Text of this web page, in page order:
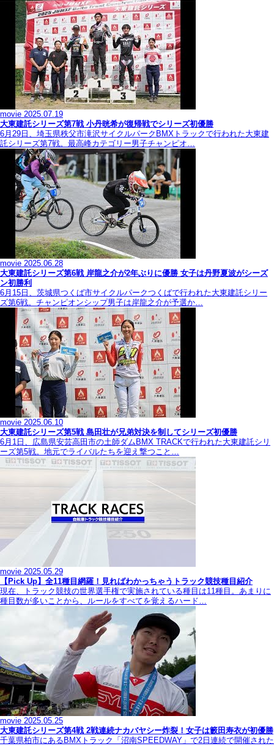
movie 2025.07.19
大東建託シリーズ第7戦 ⼩丹晄希が復帰戦でシリーズ初優勝
6月29日、埼玉県秩父市滝沢サイクルパークBMXトラックで行われた大東建
託シリーズ第7戦。最高峰カテゴリー男子チャンピオ…
movie 2025.06.28
大東建託シリーズ第6戦 岸龍之介が2年ぶりに優勝 女子は丹野夏波がシーズ
ン初勝利
6月15日、茨城県つくば市サイクルパークつくばで行われた大東建託シリー
ズ第6戦。チャンピオンシップ男子は岸龍之介が予選か…
movie 2025.06.10
大東建託シリーズ第5戦 島田壮が兄弟対決を制してシリーズ初優勝
6月1日、広島県安芸高田市の土師ダムBMX TRACKで行われた大東建託シリ
ーズ第5戦。地元でライバルたちを迎え撃つこと…
movie 2025.05.29
【Pick Up】全11種目網羅！見ればわかっちゃうトラック競技種目紹介
現在、トラック競技の世界選手権で実施されている種目は11種目。あまりに
種目数が多いことから、ルールをすべてを覚えるハード…
movie 2025.05.25
大東建託シリーズ第4戦 2戦連続ナカバヤシー炸裂！女子は籔田寿衣が初優勝
千葉県柏市にあるBMXトラック「沼南SPEEDWAY」で2日連続で開催された